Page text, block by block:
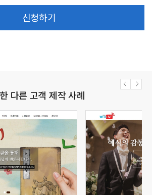
신청하기
다른 고객 제작 사례